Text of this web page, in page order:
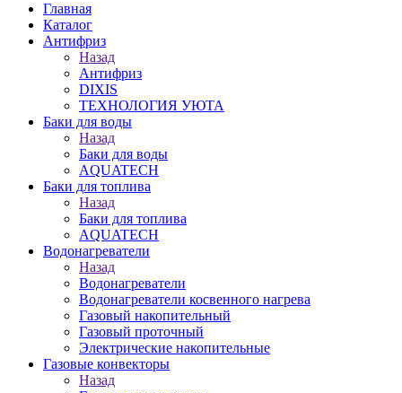
Главная
Каталог
Антифриз
Назад
Антифриз
DIXIS
ТЕХНОЛОГИЯ УЮТА
Баки для воды
Назад
Баки для воды
AQUATECH
Баки для топлива
Назад
Баки для топлива
AQUATECH
Водонагреватели
Назад
Водонагреватели
Водонагреватели косвенного нагрева
Газовый накопительный
Газовый проточный
Электрические накопительные
Газовые конвекторы
Назад